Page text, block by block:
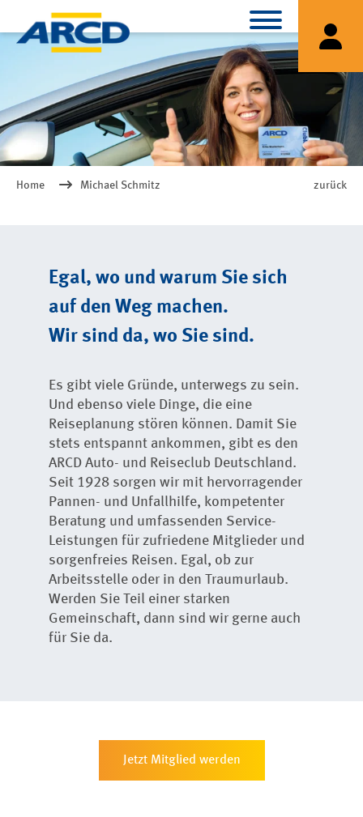
Home Michael Schmitz zurück
Egal, wo und warum Sie sich
auf den Weg machen.
Wir sind da, wo Sie sind.
Es gibt viele Gründe, unterwegs zu sein.
Und ebenso viele Dinge, die eine
Reiseplanung stören können. Damit Sie
stets entspannt ankommen, gibt es den
ARCD Auto- und Reiseclub Deutschland.
Seit 1928 sorgen wir mit hervorragender
Pannen- und Unfallhilfe, kompetenter
Beratung und umfassenden Service-
Leistungen für zufriedene Mitglieder und
sorgenfreies Reisen. Egal, ob zur
Arbeitsstelle oder in den Traumurlaub.
Werden Sie Teil einer starken
Gemeinschaft, dann sind wir gerne auch
für Sie da.
Jetzt Mitglied werden